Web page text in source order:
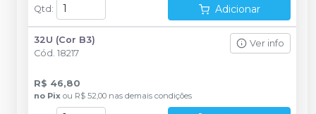
Qtd : Adicionar
32U (Cor B3)
Cód. 18217
Ver info
R$ 46,80
no Pix ou R$ 52,00 nas demais condições